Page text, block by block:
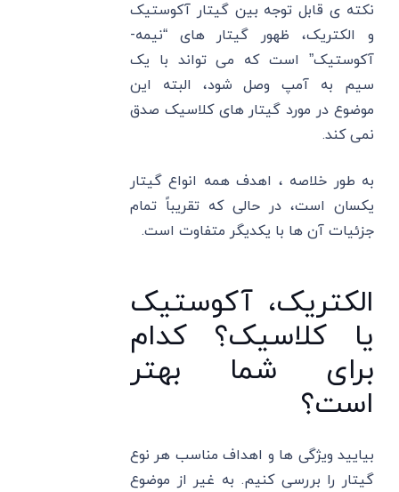
نکته ی قابل توجه بین گیتار آکوستیک
و الکتریک، ظهور گیتار های “نیمه-
آکوستیک” است که می تواند با یک
سیم به آمپ وصل شود، البته این
موضوع در مورد گیتار های کلاسیک صدق
نمی کند.
به طور خلاصه ، اهدف همه انواع گیتار
یکسان است، در حالی که تقریباً تمام
جزئیات آن ها با یکدیگر متفاوت است.
الکتریک، آکوستیک
یا کلاسیک؟ کدام
برای شما بهتر
است؟
بیایید ویژگی ها و اهداف مناسب هر نوع
گیتار را بررسی کنیم. به غیر از موضوع